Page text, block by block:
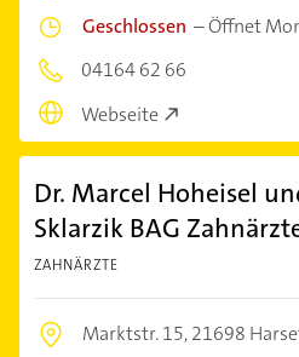
Geschlossen –Öffnet
04164 62 66
Webseite
Dr. Marcel Hoheisel
Sklarzik BAG
ZAHNÄRZTE
Marktstr. 15,21698